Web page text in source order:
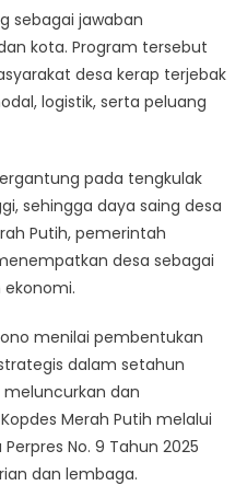
sebagai jawaban
kota. Program tersebut
desa kerap terjebak
logistik, serta peluang
pada tengkulak
sehingga daya saing desa
Putih, pemerintah
desa sebagai
menilai pembentukan
dalam setahun
meluncurkan dan
Merah Putih melalui
No. 9 Tahun 2025
dan lembaga.